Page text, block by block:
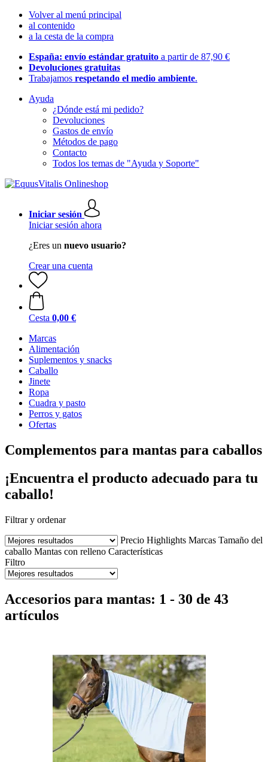
Volver al menú principal
al contenido
a la cesta de la compra
España: envío estándar gratuito a partir de 87,90 €
Devoluciones gratuitas
Trabajamos respetando el medio ambiente.
Ayuda
¿Dónde está mi pedido?
Devoluciones
Gastos de envío
Métodos de pago
Contacto
Todos los temas de "Ayuda y Soporte"
Iniciar sesión
Iniciar sesión ahora
¿Eres un nuevo usuario?
Crear una cuenta
Cesta 0,00 €
Marcas
Alimentación
Suplementos y snacks
Caballo
Jinete
Ropa
Cuadra y pasto
Perros y gatos
Ofertas
Complementos para mantas para caballos
¡Encuentra el producto adecuado para tu
caballo!
Filtrar y ordenar
Precio Highlights Marcas Tamaño del
caballo Mantas con relleno Características
Filtro
Accesorios para mantas: 1 - 30 de 43
artículos